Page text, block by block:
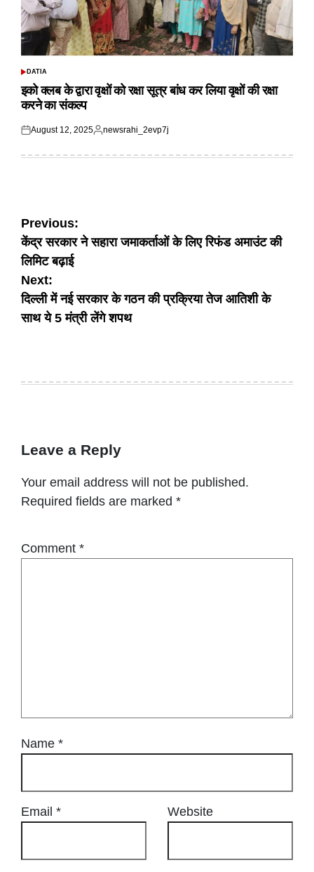
POSTED
DATIA
इको क्लब के द्वारा वृक्षों को रक्षा सूत्र बांध कर लिया वृक्षों की रक्षा
करने का संकल्प
Posted
August 12, 2025
Posted
newsrahi_2evp7j
Post
navigation
Previous:
केंद्र सरकार ने सहारा जमाकर्ताओं के लिए रिफंड अमाउंट की
लिमिट बढ़ाई
Next:
दिल्ली में नई सरकार के गठन की प्रक्रिया तेज आतिशी के
साथ ये 5 मंत्री लेंगे शपथ
Leave a Reply
Your email address will not be published.
Required fields are marked *
Comment *
Name *
Email * Website